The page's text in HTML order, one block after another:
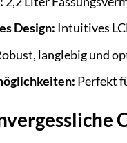
Design: Intuitives
langlebig und
Perfekt